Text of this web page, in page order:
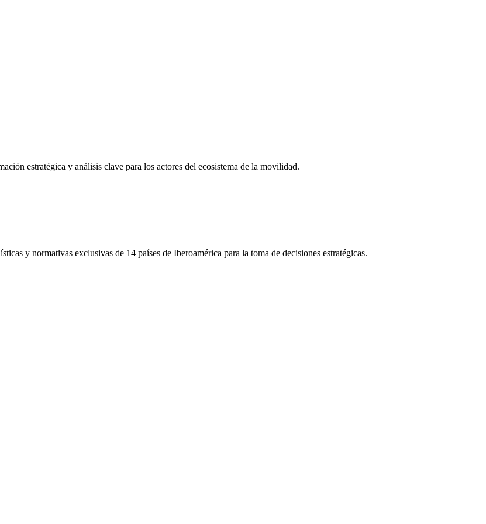
estratégica y análisis clave para los actores del ecosistema de la movilidad.
y normativas exclusivas de 14 países de Iberoamérica para la toma de decisiones estratégicas.